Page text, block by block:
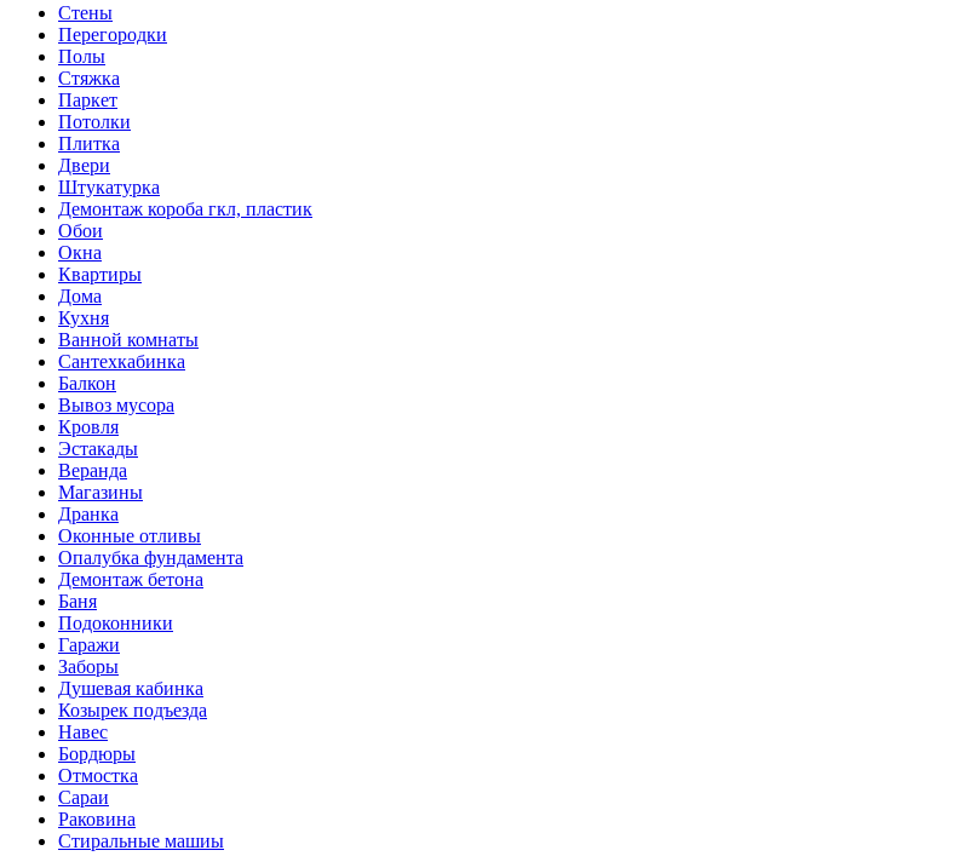
Стены
Перегородки
Полы
Стяжка
Паркет
Потолки
Плитка
Двери
Штукатурка
Демонтаж короба гкл, пластик
Обои
Окна
Квартиры
Дома
Кухня
Ванной комнаты
Сантехкабинка
Балкон
Вывоз мусора
Кровля
Эстакады
Веранда
Магазины
Дранка
Оконные отливы
Опалубка фундамента
Демонтаж бетона
Баня
Подоконники
Гаражи
Заборы
Душевая кабинка
Козырек подъезда
Навес
Бордюры
Отмостка
Сараи
Раковина
Стиральные машиы